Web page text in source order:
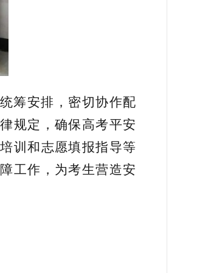
筹安排，密切协作配
规定，确保高考平安
训和志愿填报指导等
工作，为考生营造安